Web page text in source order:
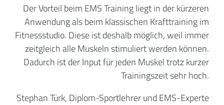
Der Vorteil beim EMS Training liegt in der kürzeren
Anwendung als beim klassischen Krafttraining im
Fitnessstudio. Diese ist deshalb möglich, weil immer
zeitgleich alle Muskeln stimuliert werden können.
Dadurch ist der Input für jeden Muskel trotz kurzer
Trainingszeit sehr hoch.
Stephan Türk, Diplom-Sportlehrer und EMS-Experte